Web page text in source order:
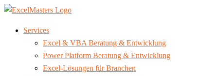
Services
Excel & VBA Beratung & Entwicklung
Power Platform Beratung & Entwicklung
Excel-Lösungen für Branchen